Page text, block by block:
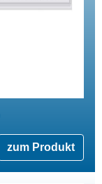
zum Produkt